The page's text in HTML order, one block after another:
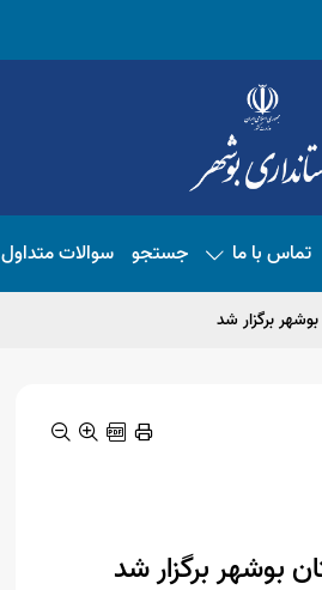
تماس با ما جستجو سوالات متداول